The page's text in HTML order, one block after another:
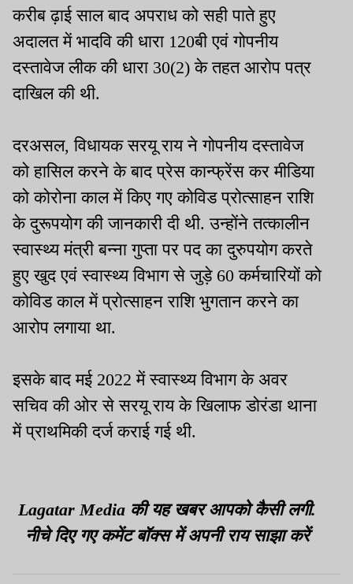
करीब ढ़ाई साल बाद अपराध को सही पाते हुए
अदालत में भादवि की धारा 120बी एवं गोपनीय
दस्तावेज लीक की धारा 30(2) के तहत आरोप पत्र
दाखिल की थी.
दरअसल, विधायक सरयू राय ने गोपनीय दस्तावेज
को हासिल करने के बाद प्रेस कान्फ्रेंस कर मीडिया
को कोरोना काल में किए गए कोविड प्रोत्साहन राशि
के दुरूपयोग की जानकारी दी थी. उन्होंने तत्कालीन
स्वास्थ्य मंत्री बन्ना गुप्ता पर पद का दुरुपयोग करते
हुए खुद एवं स्वास्थ्य विभाग से जुड़े 60 कर्मचारियों को
कोविड काल में प्रोत्साहन राशि भुगतान करने का
आरोप लगाया था.
इसके बाद मई 2022 में स्वास्थ्य विभाग के अवर
सचिव की ओर से सरयू राय के खिलाफ डोरंडा थाना
में प्राथमिकी दर्ज कराई गई थी.
Lagatar Media की यह खबर आपको कैसी लगी.
नीचे दिए गए कमेंट बॉक्स में अपनी राय साझा करें